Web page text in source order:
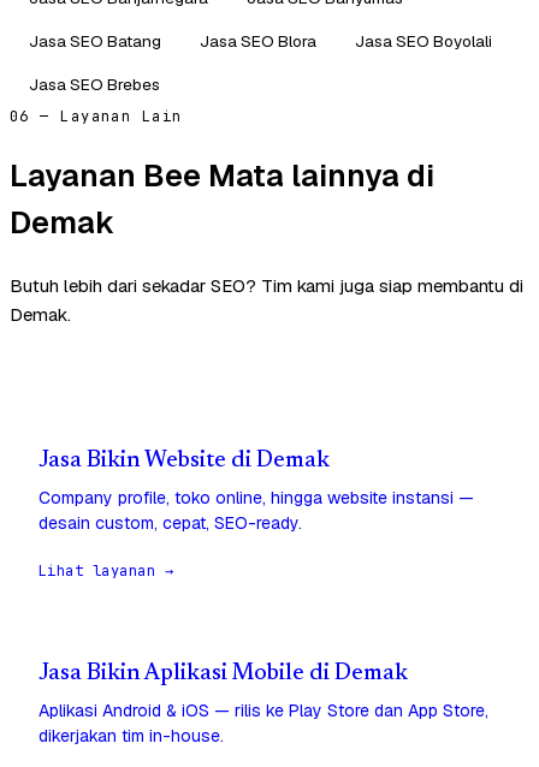
Jasa SEO Batang
Jasa SEO Blora
Jasa SEO Boyolali
Jasa SEO Brebes
06 — Layanan Lain
Layanan Bee Mata lainnya di
Demak
Butuh lebih dari sekadar SEO? Tim kami juga siap membantu di
Demak.
Jasa Bikin Website di Demak
Company profile, toko online, hingga website instansi —
desain custom, cepat, SEO-ready.
Lihat layanan →
Jasa Bikin Aplikasi Mobile di Demak
Aplikasi Android & iOS — rilis ke Play Store dan App Store,
dikerjakan tim in-house.